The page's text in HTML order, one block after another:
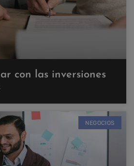
con las inversiones
NEGOCIOS